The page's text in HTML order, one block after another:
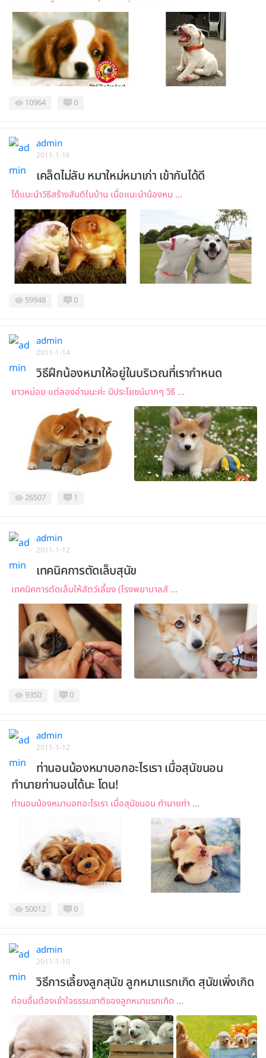
10964 0
admin
2011-1-16
เคล็ดไม่ลับ หมาใหม่หมาเก่า เข้ากันได้ดี
ได้แนะนำวิธีสร้างสันติในบ้าน เมื่อแนะนำน้องหม ...
59948 0
admin
2011-1-14
วิธีฝึกน้องหมาให้อยู่ในบริเวณที่เรากำหนด
ยาวหน่อย แต่ลองอ่านนะค่ะ มีประโยชน์มากๆ วิธี ...
26507 1
admin
2011-1-12
เทคนิคการตัดเล็บสุนัข
เทคนิคการตัดเล็บให้สัตว์เลี้ยง (โรงพยาบาลสั ...
9350 0
admin
2011-1-12
ท่านอนน้องหมาบอกอะไรเรา เมื่อสุนัขนอน
ทำนายท่านอนได้นะ โดน!
ท่านอนน้องหมาบอกอะไรเรา เมื่อสุนัขนอน ทำนายท่า ...
50012 0
admin
2011-1-10
วิธีการเลี้ยงลูกสุนัข ลูกหมาแรกเกิด สุนัขเพิ่งเกิด
ก่อนอื่นต้องเข้าใจธรรมชาติของลูกหมาแรกเกิด ...